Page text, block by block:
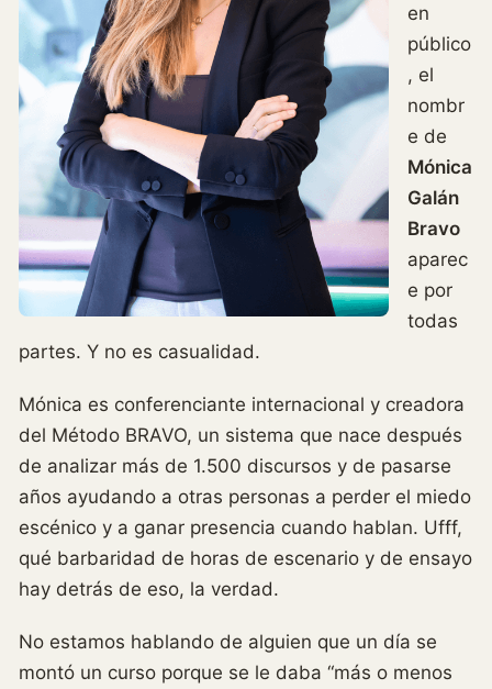
en
público
, el
nombr
e de
Mónica
Galán
Bravo
aparec
e por
todas
partes. Y no es casualidad.
Mónica es conferenciante internacional y creadora
del Método BRAVO, un sistema que nace después
de analizar más de 1.500 discursos y de pasarse
años ayudando a otras personas a perder el miedo
escénico y a ganar presencia cuando hablan. Ufff,
qué barbaridad de horas de escenario y de ensayo
hay detrás de eso, la verdad.
No estamos hablando de alguien que un día se
montó un curso porque se le daba “más o menos